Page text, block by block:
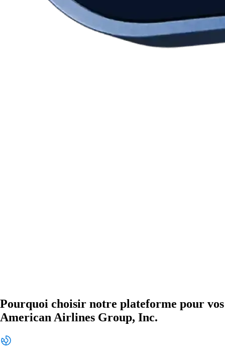
Pourquoi choisir notre plateforme pour vos
American Airlines Group, Inc.